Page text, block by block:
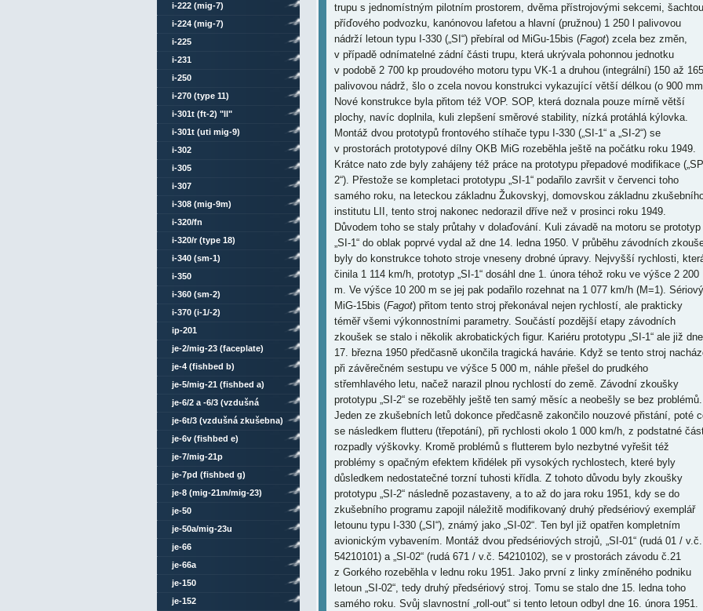
trupu s jednomístným pilotním prostorem, dvěma přístrojovými sekcemi, šachtou
příďového podvozku, kanónovou lafetou a hlavní (pružnou) 1 250 l palivovou
nádrží letoun typu I-330 („SI“) přebíral od MiGu-15bis (Fagot) zcela bez změn,
v případě odnímatelné zádní části trupu, která ukrývala pohonnou jednotku
v podobě 2 700 kp proudového motoru typu VK-1 a druhou (integrální) 150 až 165 l
palivovou nádrž, šlo o zcela novou konstrukci vykazující větší délkou (o 900
Nové konstrukce byla přitom též VOP. SOP, která doznala pouze mírně větší
plochy, navíc doplnila, kuli zlepšení směrové stability, nízká protáhlá kýlovka.
Montáž dvou prototypů frontového stíhače typu I-330 („SI-1“ a „SI-2“) se
v prostorách prototypové dílny OKB MiG rozeběhla ještě na počátku roku 1949.
Krátce nato zde byly zahájeny též práce na prototypu přepadové modifikace
2“). Přestože se kompletaci prototypu „SI-1“ podařilo završit v červenci toho
samého roku, na leteckou základnu Žukovskyj, domovskou základnu
institutu LII, tento stroj nakonec nedorazil dříve než v prosinci roku 1949.
Důvodem toho se staly průtahy v dolaďování. Kuli závadě na motoru se prototyp
„SI-1“ do oblak poprvé vydal až dne 14. ledna 1950. V průběhu závodních
byly do konstrukce tohoto stroje vneseny drobné úpravy. Nejvyšší rychlosti,
činila 1 114 km/h, prototyp „SI-1“ dosáhl dne 1. února téhož roku ve výšce 2 200
m. Ve výšce 10 200 m se jej pak podařilo rozehnat na 1 077 km/h (M=1). Sériový
MiG-15bis (Fagot) přitom tento stroj překonával nejen rychlostí, ale prakticky
téměř všemi výkonnostními parametry. Součástí pozdější etapy závodních
zkoušek se stalo i několik akrobatických figur. Kariéru prototypu „SI-1“ ale již dne
17. března 1950 předčasně ukončila tragická havárie. Když se tento stroj
při závěrečném sestupu ve výšce 5 000 m, náhle přešel do prudkého
střemhlavého letu, načež narazil plnou rychlostí do země. Závodní zkoušky
prototypu „SI-2“ se rozeběhly ještě ten samý měsíc a neobešly se bez problémů.
Jeden ze zkušebních letů dokonce předčasně zakončilo nouzové přistání, poté
se následkem flutteru (třepotání), při rychlosti okolo 1 000 km/h, z podstatné
rozpadly výškovky. Kromě problémů s flutterem bylo nezbytné vyřešit též
problémy s opačným efektem křidélek při vysokých rychlostech, které byly
důsledkem nedostatečné torzní tuhosti křídla. Z tohoto důvodu byly zkoušky
prototypu „SI-2“ následně pozastaveny, a to až do jara roku 1951, kdy se do
zkušebního programu zapojil náležitě modifikovaný druhý předsériový exemplář
letounu typu I-330 („SI“), známý jako „SI-02“. Ten byl již opatřen kompletním
avionickým vybavením. Montáž dvou předsériových strojů, „SI-01“ (rudá 01 / v.č.
54210101) a „SI-02“ (rudá 671 / v.č. 54210102), se v prostorách závodu č.21
z Gorkého rozeběhla v lednu roku 1951. Jako první z linky zmíněného podniku
letoun „SI-02“, tedy druhý předsériový stroj. Tomu se stalo dne 15. ledna toho
samého roku. Svůj slavnostní „roll-out“ si tento letoun odbyl dne 16. února 1951.
i-222 (mig-7)
i-224 (mig-7)
i-225
i-231
i-250
i-270 (type 11)
i-301t (ft-2) "ll"
i-301t (uti mig-9)
i-302
i-305
i-307
i-308 (mig-9m)
i-320/fn
i-320/r (type 18)
i-340 (sm-1)
i-350
i-360 (sm-2)
i-370 (i-1/-2)
ip-201
je-2/mig-23 (faceplate)
je-4 (fishbed b)
je-5/mig-21 (fishbed a)
je-6/2 a -6/3 (vzdušná
zkušebna)
je-6t/3 (vzdušná zkušebna)
je-6v (fishbed e)
je-7/mig-21p
je-7pd (fishbed g)
je-8 (mig-21m/mig-23)
je-50
je-50a/mig-23u
je-66
je-66a
je-150
je-152